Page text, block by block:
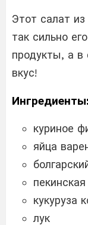
Этот салат
так сильно
продукты, а в
вкус!
куриное
яйца
кукуруза
лук